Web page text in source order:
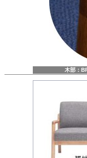
木部：